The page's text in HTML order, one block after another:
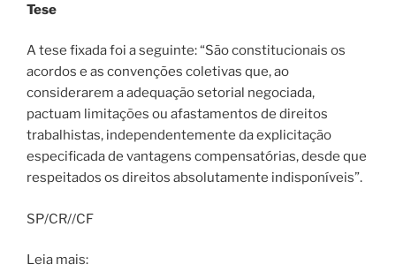
Tese
A tese fixada foi a seguinte: “São constitucionais os
acordos e as convenções coletivas que, ao
considerarem a adequação setorial negociada,
pactuam limitações ou afastamentos de direitos
trabalhistas, independentemente da explicitação
especificada de vantagens compensatórias, desde que
respeitados os direitos absolutamente indisponíveis”.
SP/CR//CF
Leia mais: